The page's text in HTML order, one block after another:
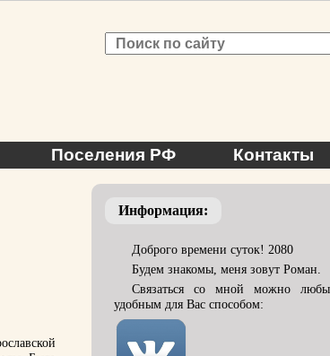
Поселения РФ Контакты
Информация:
Доброго времени суток! 2080
Будем знакомы, меня зовут Роман.
Связаться со мной можно любым
удобным для Вас способом: